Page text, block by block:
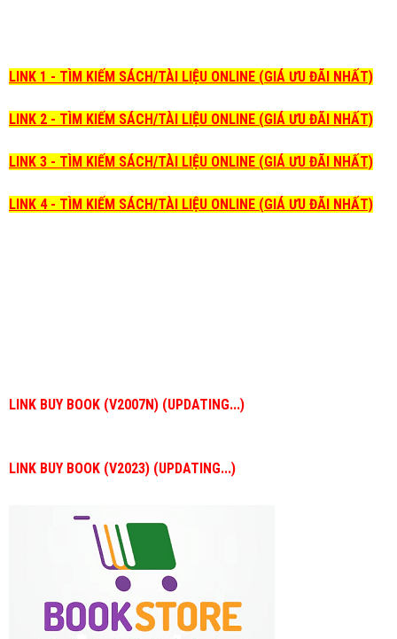
LINK 1 - TÌM KIẾM SÁCH/TÀI LIỆU ONLINE (GIÁ ƯU ĐÃI NHẤT)
LINK 2 - TÌM KIẾM SÁCH/TÀI LIỆU ONLINE (GIÁ ƯU ĐÃI NHẤT)
LINK 3 - TÌM KIẾM SÁCH/TÀI LIỆU ONLINE (GIÁ ƯU ĐÃI NHẤT)
LINK 4 - TÌM KIẾM SÁCH/TÀI LIỆU ONLINE (GIÁ ƯU ĐÃI NHẤT)
LINK BUY BOOK (V2007N) (UPDATING...)
LINK BUY BOOK (V2023) (UPDATING...)